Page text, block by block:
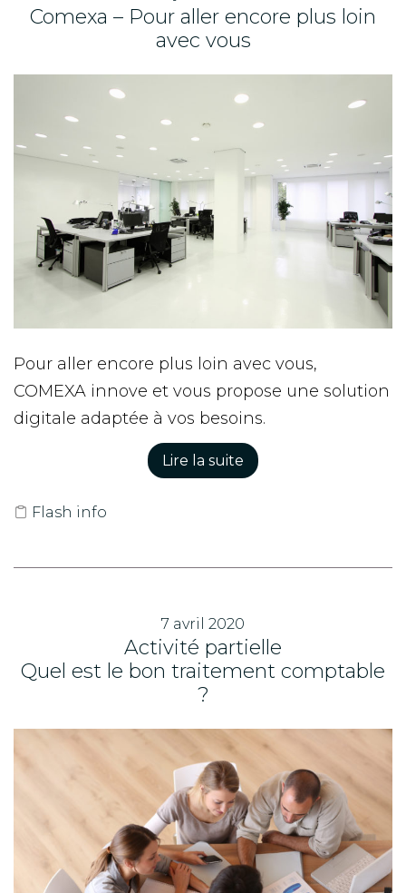
Comexa – Pour aller encore plus loin
avec vous
Pour aller encore plus loin avec vous,
COMEXA innove et vous propose une solution
digitale adaptée à vos besoins.
Lire la suite
Flash info
7 avril 2020
Activité partielle
Quel est le bon traitement comptable
?